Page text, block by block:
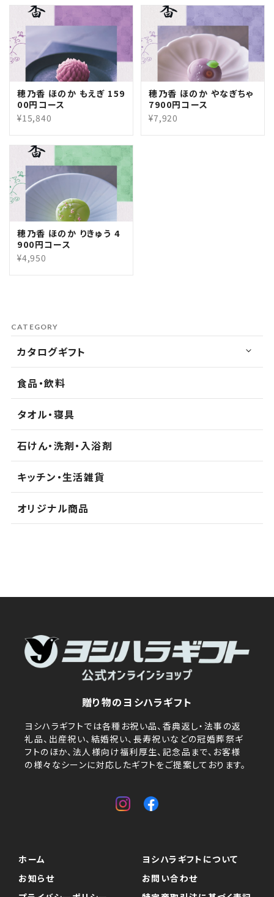
穂乃香 ほのか もえぎ 159
00円コース
¥15,840
穂乃香 ほのか やなぎちゃ
7900円コース
¥7,920
穂乃香 ほのか りきゅう 4
900円コース
¥4,950
CATEGORY
カタログギフト
食品・飲料
タオル・寝具
石けん・洗剤・入浴剤
キッチン・生活雑貨
オリジナル商品
贈り物のヨシハラギフト
ヨシハラギフトでは各種お祝い品、香典返し・法事の返
礼品、出産祝い、結婚祝い、長寿祝いなどの冠婚葬祭ギ
フトのほか、法人様向け福利厚生、記念品まで、お客様
の様々なシーンに対応したギフトをご提案しております。
ホーム
ヨシハラギフトについて
お知らせ
お問い合わせ